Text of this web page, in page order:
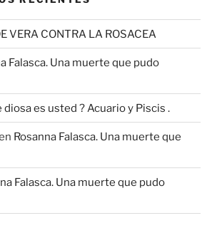
VERA CONTRA LA ROSACEA
Falasca. Una muerte que pudo
diosa es usted ? Acuario y Piscis .
Rosanna Falasca. Una muerte que
Falasca. Una muerte que pudo